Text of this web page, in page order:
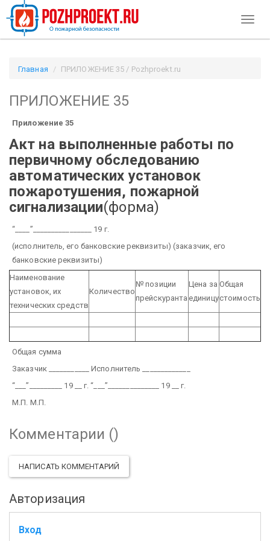
Главная ПРИЛОЖЕНИЕ 35 / Pozhproekt.ru
ПРИЛОЖЕНИЕ 35
Приложение 35
Акт на выполненные работы по
первичному обследованию
автоматических установок
пожаротушения, пожарной
сигнализации(форма)
“____”________________ 19 г.
(исполнитель, его банковские реквизиты) (заказчик, его
банковские реквизиты)
Наименование
установок, их
технических средств
Количество
№ позиции
прейскуранта
Цена за
единицу
Общая
стоимость
Общая сумма
Заказчик ___________ Исполнитель _____________
“___”_________ 19 __ г. “___”______________ 19 __ г.
М.П. М.П.
Комментарии ()
НАПИСАТЬ КОММЕНТАРИЙ
Авторизация
Вход